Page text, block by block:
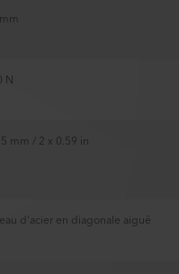
N
mm / 2 x 0.59 in
d'acier en diagonale aiguë